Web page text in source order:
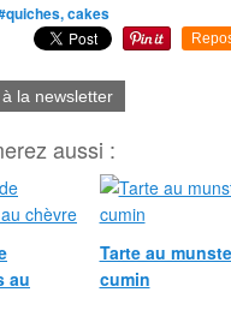
cakes
la newsletter
aussi :
au
Tarte au
cumin